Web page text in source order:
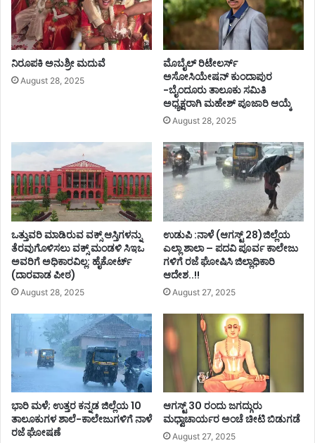
ನಿರೂಪಕಿ ಅನುಶ್ರೀ ಮದುವೆ
August 28, 2025
ಮೊಬೈಲ್ ರಿಟೇಲರ್ಸ್‌
ಅಸೋಸಿಯೇಷನ್‌ ಕುಂದಾಪುರ
-ಬೈಂದೂರು ತಾಲೂಕು ಸಮಿತಿ
ಅಧ್ಯಕ್ಷರಾಗಿ ಮಹೇಶ್‌ ಪೂಜಾರಿ ಆಯ್ಕೆ
August 28, 2025
ಒತ್ತುವರಿ ಮಾಡಿರುವ ವಕ್ಸ್ ಆಸ್ತಿಗಳನ್ನು
ತೆರವುಗೊಳಿಸಲು ವಕ್ಸ್ ಮಂಡಳಿ ಸಿಇಒ
ಅವರಿಗೆ ಅಧಿಕಾರವಿಲ್ಲ: ಹೈಕೋರ್ಟ್
(ದಾರವಾಡ ಪೀಠ)
August 28, 2025
ಉಡುಪಿ :ನಾಳೆ (ಆಗಸ್ಟ್ 28)ಜಿಲ್ಲೆಯ
ಎಲ್ಲಾ ಶಾಲಾ – ಪದವಿ ಪೂರ್ವ ಕಾಲೇಜು
ಗಳಿಗೆ ರಜೆ ಘೋಷಿಸಿ ಜಿಲ್ಲಾಧಿಕಾರಿ
ಆದೇಶ..!!
August 27, 2025
ಭಾರಿ ಮಳೆ; ಉತ್ತರ ಕನ್ನಡ ಜಿಲ್ಲೆಯ 10
ತಾಲೂಕುಗಳ ಶಾಲೆ-ಕಾಲೇಜುಗಳಿಗೆ ನಾಳೆ
ರಜೆ ಘೋಷಣೆ
ಆಗಸ್ಟ್ 30 ರಂದು ಜಗದ್ಗುರು
ಮಧ್ವಾಚಾರ್ಯರ ಅಂಚೆ ಚೀಟಿ ಬಿಡುಗಡೆ
August 27, 2025